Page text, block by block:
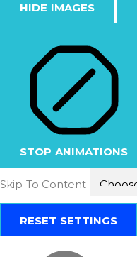
HIDE IMAGES
STOP ANIMATIONS
Skip To Content
RESET SETTINGS